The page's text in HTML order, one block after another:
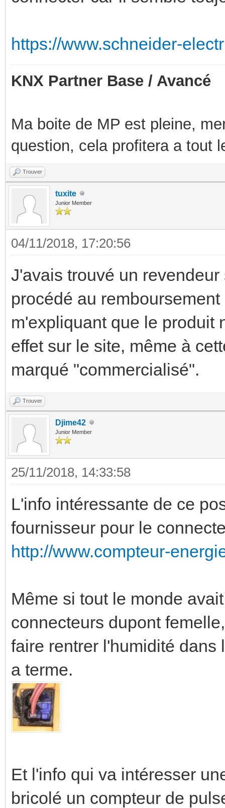
https://www.schneider-
KNX Partner Base / Avancé
Ma boite de MP est pleine,
question, cela profitera a tout
Trouver
tuxite
Junior Member
04/11/2018, 17:20:56
J'avais trouvé un
procédé au
m'expliquant que le produit
effet sur le site, même à
marqué "commercialisé".
Trouver
Djime42
Junior Member
25/11/2018, 14:33:58
L'info intéressante de ce
fournisseur pour le
http://www.compteur-
Même si tout le monde
connecteurs dupont
faire rentrer l'humidité
a terme.
Et l'info qui va intéresser
bricolé un compteur de